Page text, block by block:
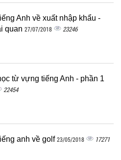
Anh về xuất nhập khẩu -
quan 27/07/2018 23246
từ vựng tiếng Anh - phần 1
22454
anh về golf23/05/2018 17271